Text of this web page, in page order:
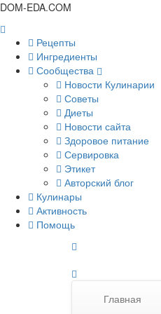
DOM-EDA.COM
Рецепты
Ингредиенты
Сообщества
Новости Кулинарии
Советы
Диеты
Новости сайта
Здоровое питание
Сервировка
Этикет
Авторский блог
Кулинары
Активность
Помощь
Главная